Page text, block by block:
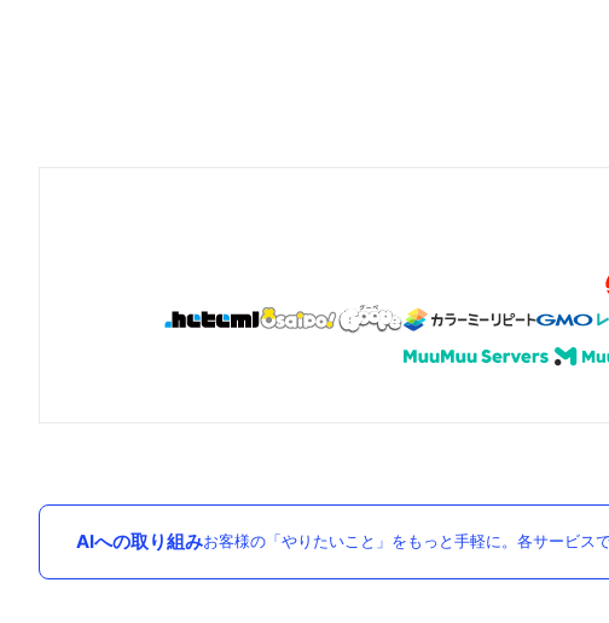
AIへの取り組みお客様の「やりたいこと」をもっと手軽に。各サービス